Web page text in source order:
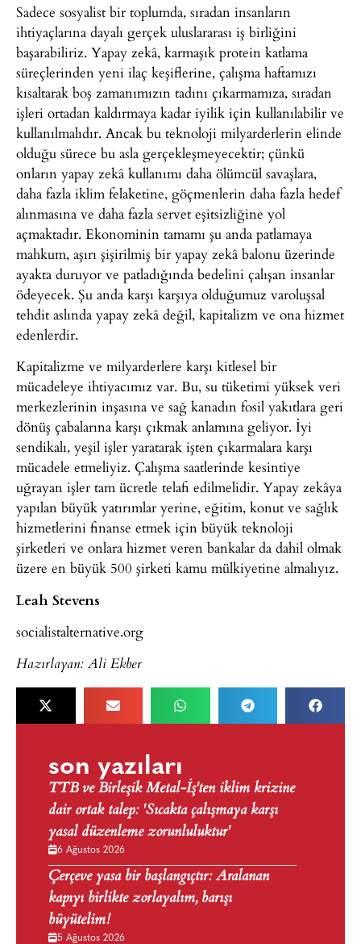
Sadece sosyalist bir toplumda, sıradan insanların
ihtiyaçlarına dayalı gerçek uluslararası iş birliğini
başarabiliriz. Yapay zekâ, karmaşık protein katlama
süreçlerinden yeni ilaç keşiflerine, çalışma haftamızı
kısaltarak boş zamanımızın tadını çıkarmamıza, sıradan
işleri ortadan kaldırmaya kadar iyilik için kullanılabilir ve
kullanılmalıdır. Ancak bu teknoloji milyarderlerin elinde
olduğu sürece bu asla gerçekleşmeyecektir; çünkü
onların yapay zekâ kullanımı daha ölümcül savaşlara,
daha fazla iklim felaketine, göçmenlerin daha fazla hedef
alınmasına ve daha fazla servet eşitsizliğine yol
açmaktadır. Ekonominin tamamı şu anda patlamaya
mahkum, aşırı şişirilmiş bir yapay zekâ balonu üzerinde
ayakta duruyor ve patladığında bedelini çalışan insanlar
ödeyecek. Şu anda karşı karşıya olduğumuz varoluşsal
tehdit aslında yapay zekâ değil, kapitalizm ve ona hizmet
edenlerdir.
Kapitalizme ve milyarderlere karşı kitlesel bir
mücadeleye ihtiyacımız var. Bu, su tüketimi yüksek veri
merkezlerinin inşasına ve sağ kanadın fosil yakıtlara geri
dönüş çabalarına karşı çıkmak anlamına geliyor. İyi
sendikalı, yeşil işler yaratarak işten çıkarmalara karşı
mücadele etmeliyiz. Çalışma saatlerinde kesintiye
uğrayan işler tam ücretle telafi edilmelidir. Yapay zekâya
yapılan büyük yatırımlar yerine, eğitim, konut ve sağlık
hizmetlerini finanse etmek için büyük teknoloji
şirketleri ve onlara hizmet veren bankalar da dahil olmak
üzere en büyük 500 şirketi kamu mülkiyetine almalıyız.
Leah Stevens
socialistalternative.org
Hazırlayan: Ali Ekber
son yazıları
TTB ve Birleşik Metal-İş'ten iklim krizine
dair ortak talep: 'Sıcakta çalışmaya karşı
yasal düzenleme zorunluluktur'
6 Ağustos 2026
Çerçeve yasa bir başlangıçtır: Aralanan
kapıyı birlikte zorlayalım, barışı
büyütelim!
5 Ağustos 2026